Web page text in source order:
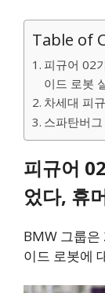
Table of
피규어 02
이드 로봇
차세대 피
스파탄버
피규어
었다, 휴
BMW 그룹은
이드 로봇에